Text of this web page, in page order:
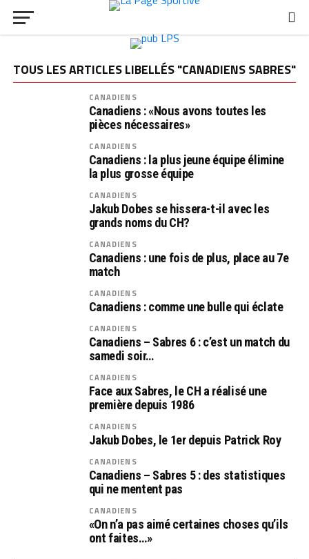
TOUS LES ARTICLES LIBELLÉS "CANADIENS SABRES"
CANADIENS
Canadiens : «Nous avons toutes les
pièces nécessaires»
CANADIENS
Canadiens : la plus jeune équipe élimine
la plus grosse équipe
CANADIENS
Jakub Dobes se hissera-t-il avec les
grands noms du CH?
CANADIENS
Canadiens : une fois de plus, place au 7e
match
CANADIENS
Canadiens : comme une bulle qui éclate
CANADIENS
Canadiens – Sabres 6 : c’est un match du
samedi soir…
CANADIENS
Face aux Sabres, le CH a réalisé une
première depuis 1986
CANADIENS
Jakub Dobes, le 1er depuis Patrick Roy
CANADIENS
Canadiens – Sabres 5 : des statistiques
qui ne mentent pas
CANADIENS
«On n’a pas aimé certaines choses qu’ils
ont faites…»